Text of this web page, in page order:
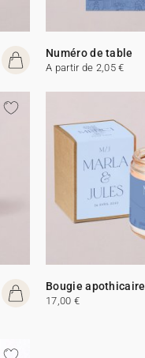
Numéro de table
A partir de 2,05 €
Bougie apothicaire
17,00 €